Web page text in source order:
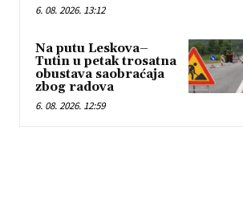
6. 08. 2026. 13:12
Na putu Leskova–
Tutin u petak trosatna
obustava saobraćaja
zbog radova
6. 08. 2026. 12:59